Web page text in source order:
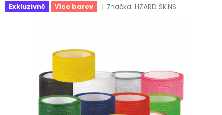
Exkluzivně Více barev Značka:LIZARD SKINS